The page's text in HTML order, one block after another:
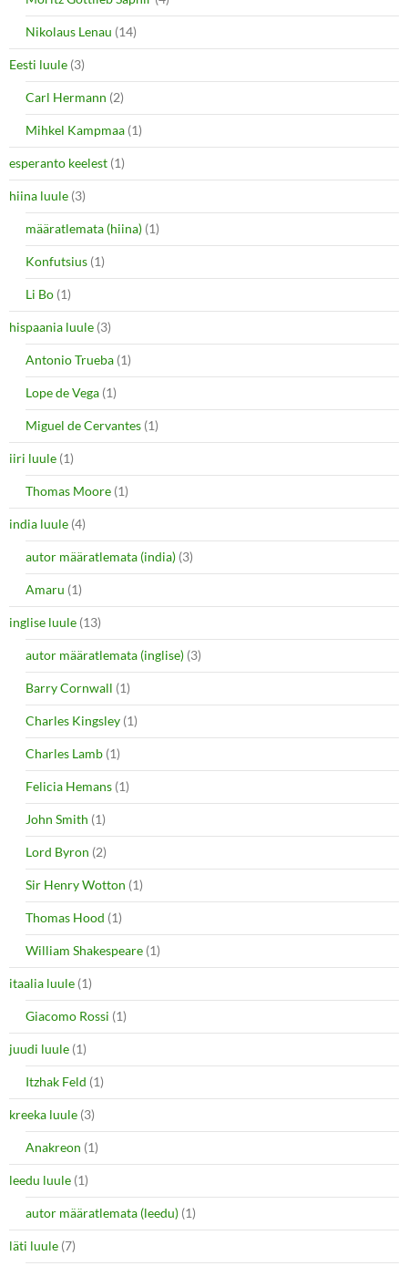
Nikolaus Lenau (14)
Eesti luule (3)
Carl Hermann (2)
Mihkel Kampmaa (1)
esperanto keelest (1)
hiina luule (3)
määratlemata (hiina) (1)
Konfutsius (1)
Li Bo (1)
hispaania luule (3)
Antonio Trueba (1)
Lope de Vega (1)
Miguel de Cervantes (1)
iiri luule (1)
Thomas Moore (1)
india luule (4)
autor määratlemata (india) (3)
Amaru (1)
inglise luule (13)
autor määratlemata (inglise) (3)
Barry Cornwall (1)
Charles Kingsley (1)
Charles Lamb (1)
Felicia Hemans (1)
John Smith (1)
Lord Byron (2)
Sir Henry Wotton (1)
Thomas Hood (1)
William Shakespeare (1)
itaalia luule (1)
Giacomo Rossi (1)
juudi luule (1)
Itzhak Feld (1)
kreeka luule (3)
Anakreon (1)
leedu luule (1)
autor määratlemata (leedu) (1)
läti luule (7)